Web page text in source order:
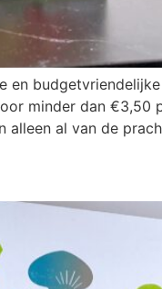
minder dan
alleen al van de